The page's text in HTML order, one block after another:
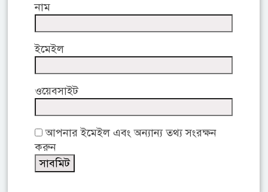
নাম
ইমেইল
ওয়েবসাইট
আপনার ইমেইল এবং অন্যান্য তথ্য সংরক্ষন
করুন